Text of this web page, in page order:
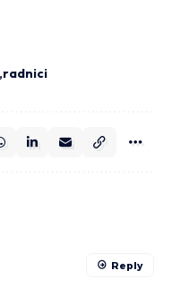
radnici
Reply